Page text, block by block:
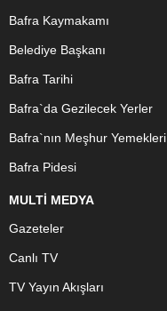
Bafra Kaymakamı
Belediye Başkanı
Bafra Tarihi
Bafra`da Gezilecek Yerler
Bafra`nın Meşhur Yemekleri
Bafra Pidesi
MULTİ MEDYA
Gazeteler
Canlı TV
TV Yayın Akışları